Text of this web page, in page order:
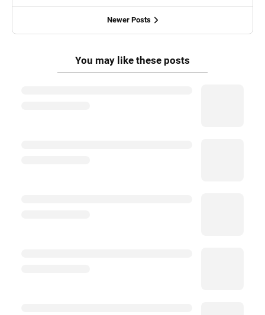
Newer Posts
You may like these posts